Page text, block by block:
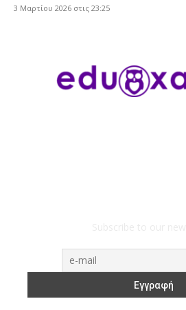
3 Μαρτίου 2026 στις 23:25